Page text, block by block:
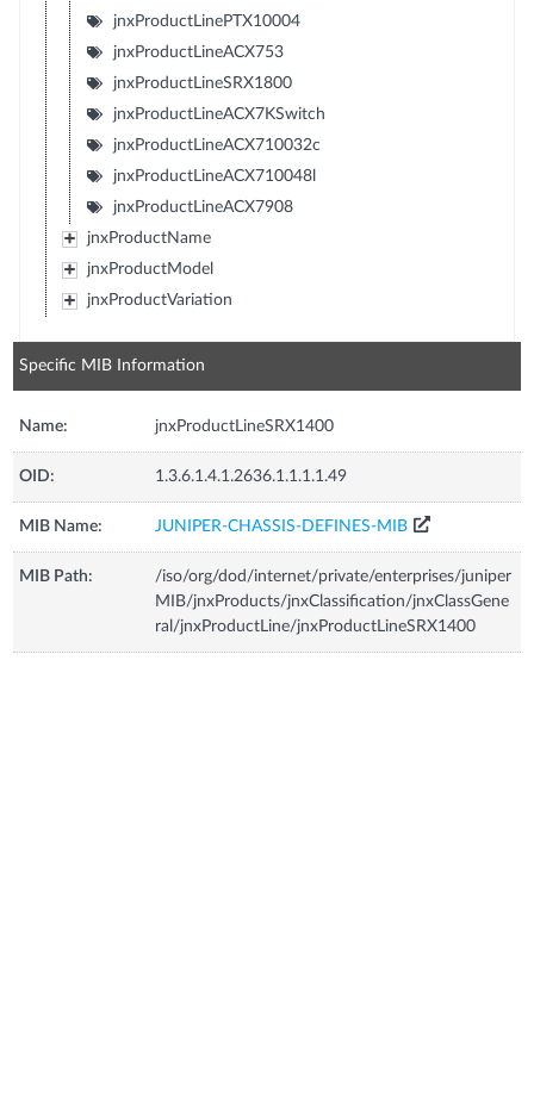
jnxProductLinePTX10004
jnxProductLineACX753
jnxProductLineSRX1800
jnxProductLineACX7KSwitch
jnxProductLineACX710032c
jnxProductLineACX710048l
jnxProductLineACX7908
jnxProductName
jnxProductModel
jnxProductVariation
Specific MIB Information
Name: jnxProductLineSRX1400
OID: 1.3.6.1.4.1.2636.1.1.1.1.49
MIB Name: JUNIPER-CHASSIS-DEFINES-MIB
MIB Path:
/iso/org/dod/internet/private/enterprises/juniper
MIB/jnxProducts/jnxClassification/jnxClassGene
ral/jnxProductLine/jnxProductLineSRX1400